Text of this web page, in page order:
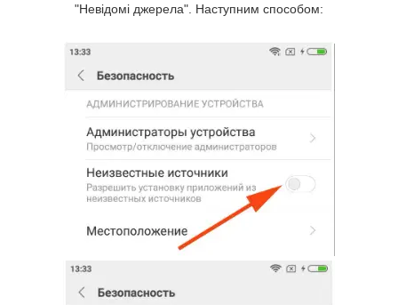
"Невідомі джерела". Наступним способом: